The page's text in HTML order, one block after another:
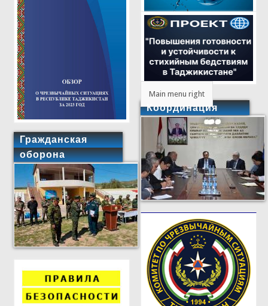
Гражданская
оборона
Main menu right
Координация